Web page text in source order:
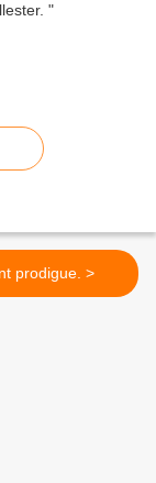
l'enfant prodigue. >